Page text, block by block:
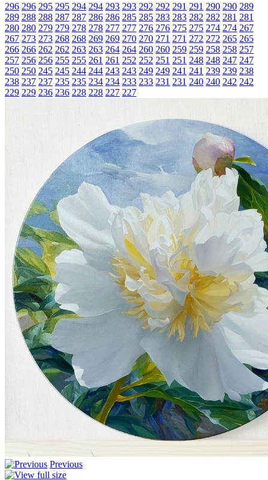
296 296 295 295 294 294 293 293 292 292 291 291 290 290 289
289 288 288 287 287 286 286 285 285 283 283 282 282 281 281
280 280 279 279 278 278 277 277 276 276 275 275 274 274 267
267 273 273 268 268 269 269 270 270 271 271 272 272 265 265
266 266 262 262 263 263 264 264 260 260 259 259 258 258 257
257 256 256 255 255 261 261 252 252 251 251 248 248 247 247
250 250 245 245 244 244 243 243 249 249 241 241 239 239 238
238 237 237 235 235 234 234 233 233 231 231 240 240 242 242
229 229 236 236 228 228 227 227
Previous